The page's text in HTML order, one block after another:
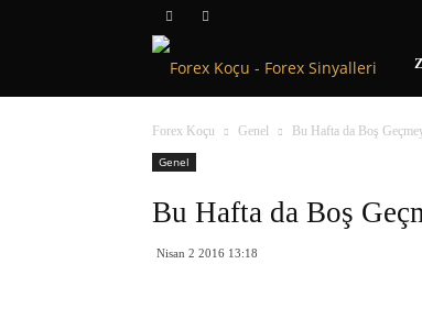
Forex Koçu Genel
Bu Hafta da Boş
Genel
Bu Hafta da Boş
Nisan 2 2016 13:18